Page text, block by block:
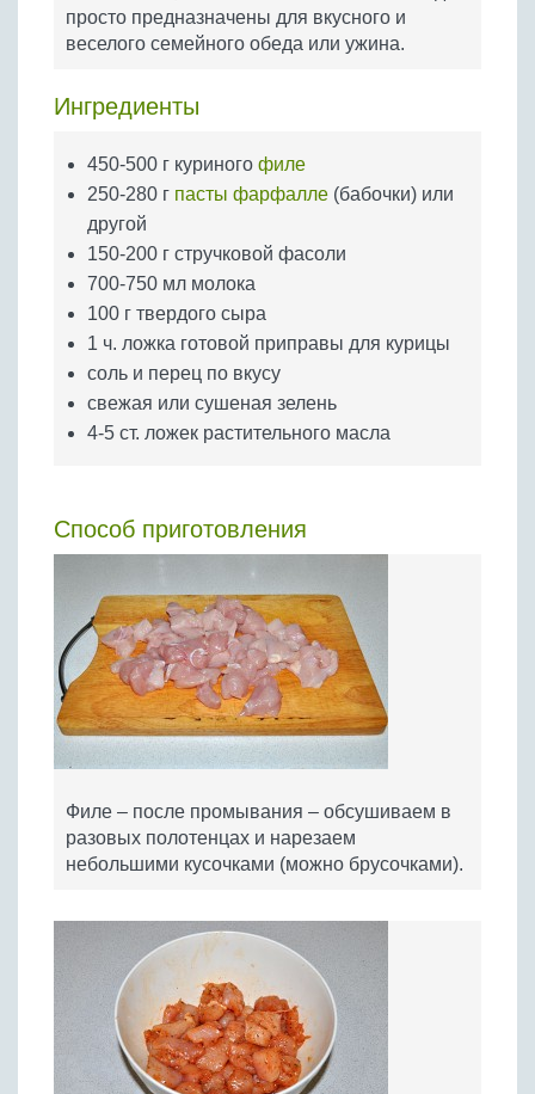
Бобовые
Яйца
просто предназначены для вкусного и
веселого семейного обеда или ужина.
Ингредиенты
450-500 г куриного филе
250-280 г пасты фарфалле (бабочки) или
другой
150-200 г стручковой фасоли
700-750 мл молока
100 г твердого сыра
1 ч. ложка готовой приправы для курицы
соль и перец по вкусу
свежая или сушеная зелень
4-5 ст. ложек растительного масла
Способ приготовления
Филе – после промывания – обсушиваем в
разовых полотенцах и нарезаем
небольшими кусочками (можно брусочками).